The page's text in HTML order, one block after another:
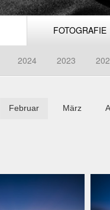
FOTOGRAFIE
2024 2023
Februar März